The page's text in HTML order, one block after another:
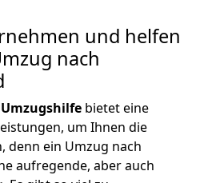
und helfen
nach
Umzugshilfe bietet eine
um Ihnen die
denn ein Umzug nach
aufregende, aber auch